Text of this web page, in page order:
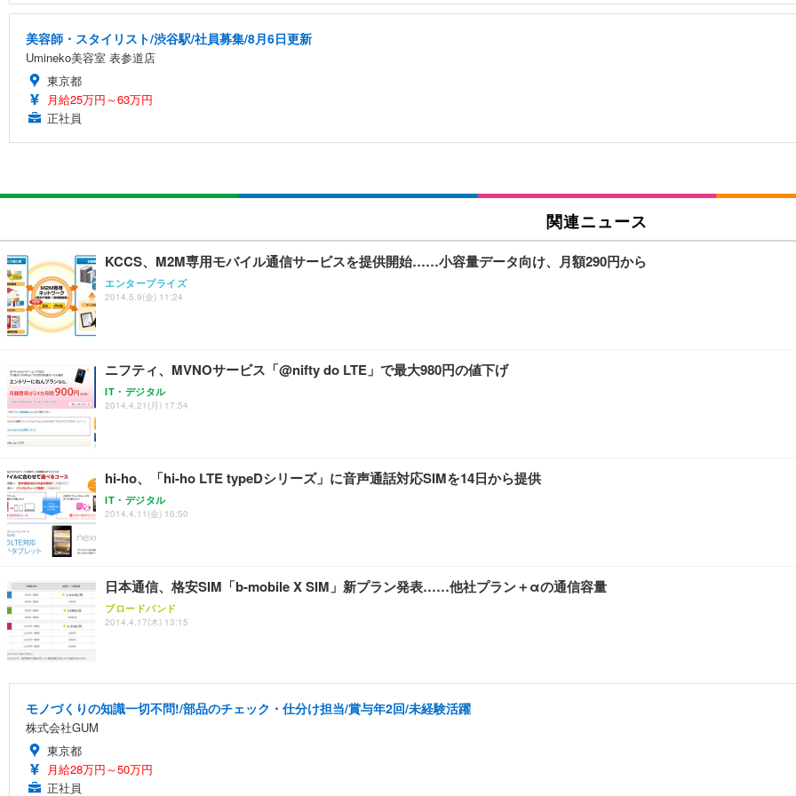
美容師・スタイリスト/渋谷駅/社員募集/8月6日更新
Umineko美容室 表参道店
東京都
月給25万円～63万円
正社員
関連ニュース
KCCS、M2M専用モバイル通信サービスを提供開始……小容量データ向け、月額290円から
エンタープライズ
2014.5.9(金) 11:24
ニフティ、MVNOサービス「@nifty do LTE」で最大980円の値下げ
IT・デジタル
2014.4.21(月) 17:54
hi-ho、「hi-ho LTE typeDシリーズ」に音声通話対応SIMを14日から提供
IT・デジタル
2014.4.11(金) 16:50
日本通信、格安SIM「b-mobile X SIM」新プラン発表……他社プラン＋αの通信容量
ブロードバンド
2014.4.17(木) 13:15
モノづくりの知識一切不問!/部品のチェック・仕分け担当/賞与年2回/未経験活躍
株式会社GUM
東京都
月給28万円～50万円
正社員